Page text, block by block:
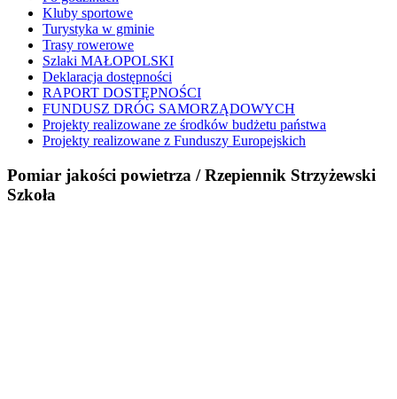
Kluby sportowe
Turystyka w gminie
Trasy rowerowe
Szlaki MAŁOPOLSKI
Deklaracja dostępności
RAPORT DOSTĘPNOŚCI
FUNDUSZ DRÓG SAMORZĄDOWYCH
Projekty realizowane ze środków budżetu państwa
Projekty realizowane z Funduszy Europejskich
Pomiar jakości powietrza / Rzepiennik Strzyżewski
Szkoła